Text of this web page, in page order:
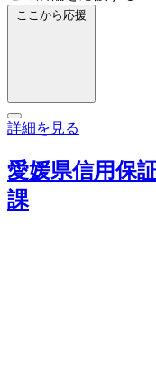
ここから応援
詳細を見る
愛媛県信用保
課